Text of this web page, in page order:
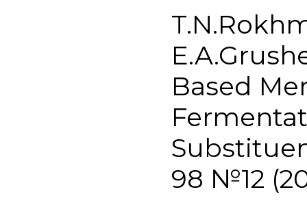
Based
98 №12